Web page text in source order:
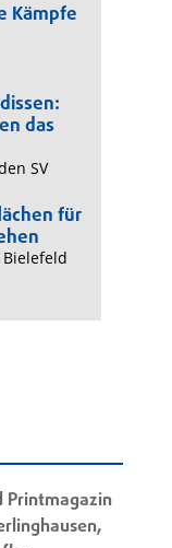
Kämpfe
das
SV
für
Printmagazin